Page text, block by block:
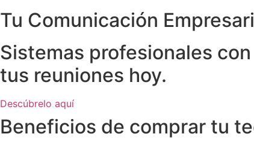
Tu Comunicación
Sistemas profesionales
tus reuniones hoy.
Descúbrelo aquí
Beneficios de comprar tu